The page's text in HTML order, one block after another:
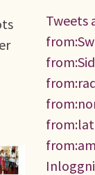
Tweets